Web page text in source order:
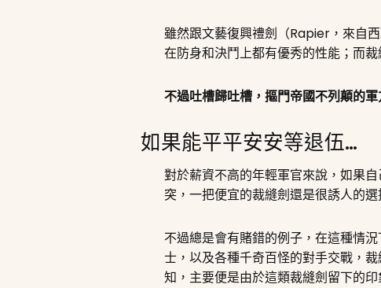
雖然跟文藝復興禮劍（Rapier，來自
在防身和決鬥上都有優秀的性能；而
不過吐槽歸吐槽，摳門帝國不列顛的
如果能平平安安等退伍…
對於薪資不高的年輕軍官來說，如果
突，一把便宜的裁縫劍還是很誘人的選
不過總是會有賭錯的例子，在這種情
士，以及各種千奇百怪的對手交戰，
知，主要便是由於這類裁縫劍留下的印